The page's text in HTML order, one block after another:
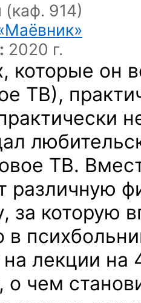
914)
2020 г.
которые он
ТВ),
ТВ.
различную
за которую
в
лекции на
о чем